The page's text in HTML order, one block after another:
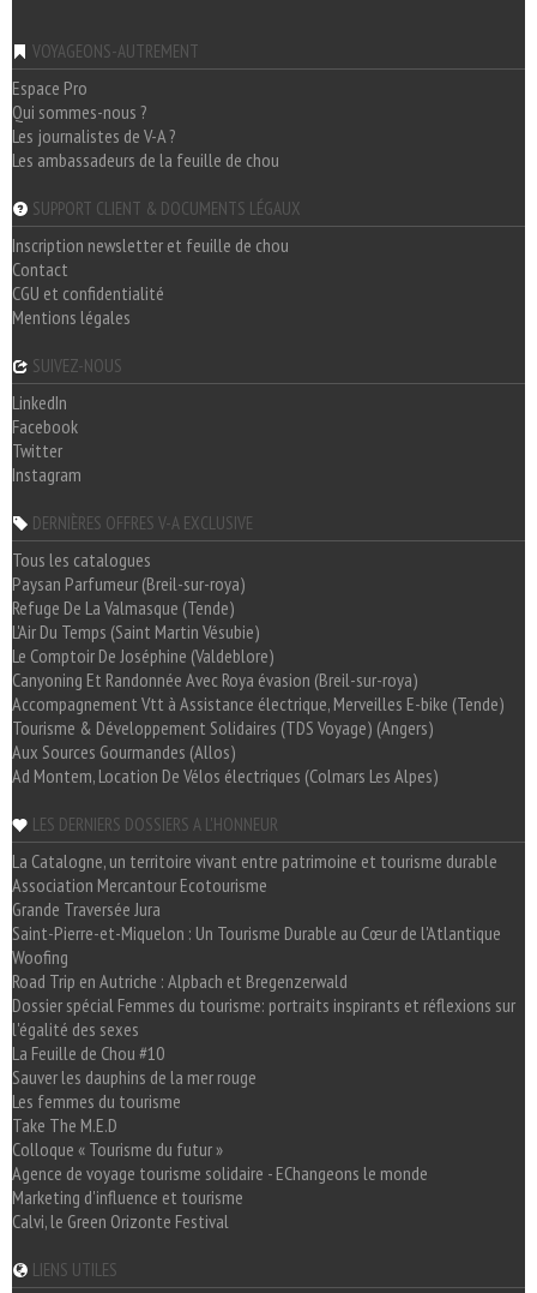
VOYAGEONS-AUTREMENT
Espace Pro
Qui sommes-nous ?
Les journalistes de V-A ?
Les ambassadeurs de la feuille de chou
SUPPORT CLIENT & DOCUMENTS LÉGAUX
Inscription newsletter et feuille de chou
Contact
CGU et confidentialité
Mentions légales
SUIVEZ-NOUS
LinkedIn
Facebook
Twitter
Instagram
DERNIÈRES OFFRES V-A EXCLUSIVE
Tous les catalogues
Paysan Parfumeur (Breil-sur-roya)
Refuge De La Valmasque (Tende)
L'Air Du Temps (Saint Martin Vésubie)
Le Comptoir De Joséphine (Valdeblore)
Canyoning Et Randonnée Avec Roya évasion (Breil-sur-roya)
Accompagnement Vtt à Assistance électrique, Merveilles E-bike (Tende)
Tourisme & Développement Solidaires (TDS Voyage) (Angers)
Aux Sources Gourmandes (Allos)
Ad Montem, Location De Vélos électriques (Colmars Les Alpes)
LES DERNIERS DOSSIERS A L'HONNEUR
La Catalogne, un territoire vivant entre patrimoine et tourisme durable
Association Mercantour Ecotourisme
Grande Traversée Jura
Saint-Pierre-et-Miquelon : Un Tourisme Durable au Cœur de l'Atlantique
Woofing
Road Trip en Autriche : Alpbach et Bregenzerwald
Dossier spécial Femmes du tourisme: portraits inspirants et réflexions sur
l'égalité des sexes
La Feuille de Chou #10
Sauver les dauphins de la mer rouge
Les femmes du tourisme
Take The M.E.D
Colloque « Tourisme du futur »
Agence de voyage tourisme solidaire - EChangeons le monde
Marketing d'influence et tourisme
Calvi, le Green Orizonte Festival
LIENS UTILES